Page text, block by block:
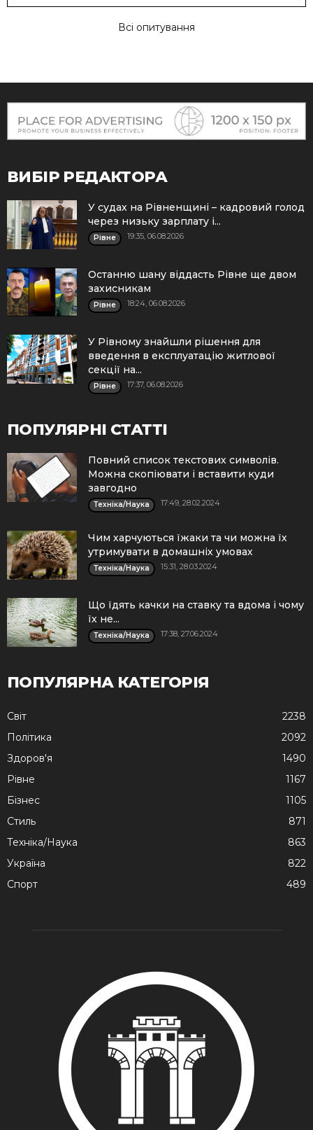
Всі опитування
ВИБІР РЕДАКТОРА
У судах на Рівненщині – кадровий голод
через низьку зарплату і...
Рівне 19:35, 06.08.2026
Останню шану віддасть Рівне ще двом
захисникам
Рівне 18:24, 06.08.2026
У Рівному знайшли рішення для
введення в експлуатацію житлової
секції на...
Рівне 17:37, 06.08.2026
ПОПУЛЯРНІ СТАТТІ
Повний список текстових символів.
Можна скопіювати і вставити куди
завгодно
Техніка/Наука 17:49, 28.02.2024
Чим харчуються їжаки та чи можна їх
утримувати в домашніх умовах
Техніка/Наука 15:31, 28.03.2024
Що їдять качки на ставку та вдома і чому
їх не...
Техніка/Наука 17:38, 27.06.2024
ПОПУЛЯРНА КАТЕГОРІЯ
Cвіт
2238
Політика
2092
Здоров'я
1490
Рівне
1167
Бізнес
1105
Стиль
871
Техніка/Наука
863
Україна
822
Спорт
489